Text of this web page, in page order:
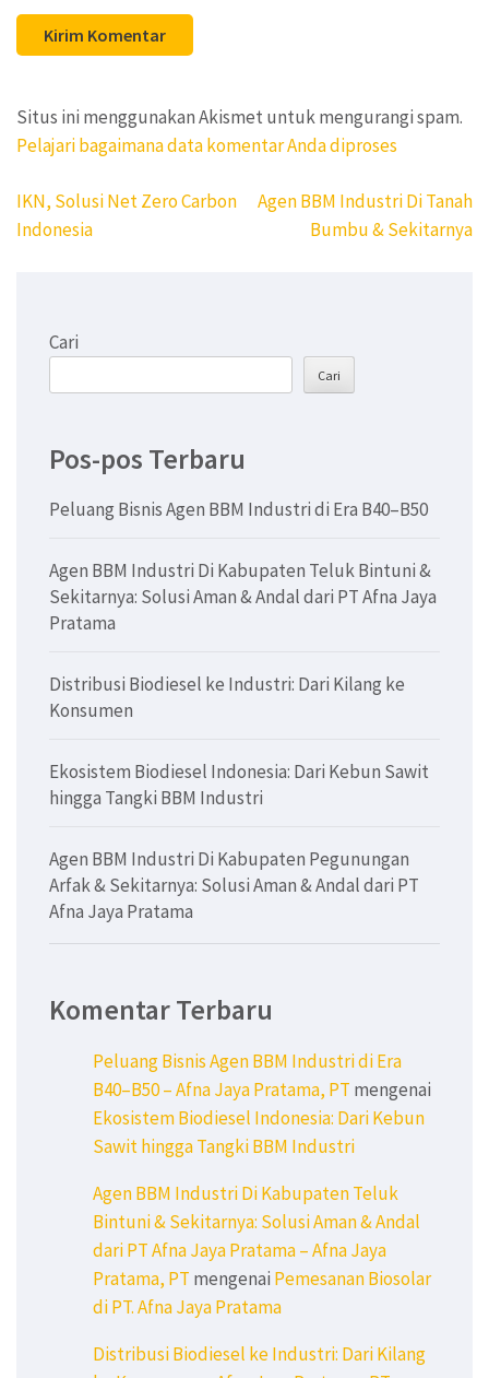
Situs ini menggunakan Akismet untuk mengurangi spam.
Pelajari bagaimana data komentar Anda diproses
Navigasi
pos
IKN, Solusi Net Zero Carbon
Indonesia
Agen BBM Industri Di Tanah
Bumbu & Sekitarnya
Cari
Cari
Pos-pos Terbaru
Peluang Bisnis Agen BBM Industri di Era B40–B50
Agen BBM Industri Di Kabupaten Teluk Bintuni &
Sekitarnya: Solusi Aman & Andal dari PT Afna Jaya
Pratama
Distribusi Biodiesel ke Industri: Dari Kilang ke
Konsumen
Ekosistem Biodiesel Indonesia: Dari Kebun Sawit
hingga Tangki BBM Industri
Agen BBM Industri Di Kabupaten Pegunungan
Arfak & Sekitarnya: Solusi Aman & Andal dari PT
Afna Jaya Pratama
Komentar Terbaru
Peluang Bisnis Agen BBM Industri di Era
B40–B50 – Afna Jaya Pratama, PT mengenai
Ekosistem Biodiesel Indonesia: Dari Kebun
Sawit hingga Tangki BBM Industri
Agen BBM Industri Di Kabupaten Teluk
Bintuni & Sekitarnya: Solusi Aman & Andal
dari PT Afna Jaya Pratama – Afna Jaya
Pratama, PT mengenai Pemesanan Biosolar
di PT. Afna Jaya Pratama
Distribusi Biodiesel ke Industri: Dari Kilang